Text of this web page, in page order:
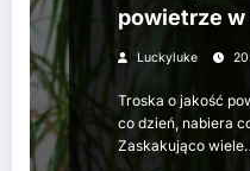
powietrze w
Luckyluke
Troska o jakość
co dzień, nabiera
Zaskakująco